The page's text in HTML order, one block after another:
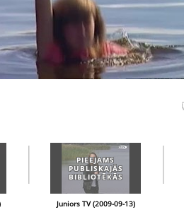
PIEEJAMS
PUBLISKAJĀS
BIBLIOTĒKĀS
Juniors TV (2009-09-13)